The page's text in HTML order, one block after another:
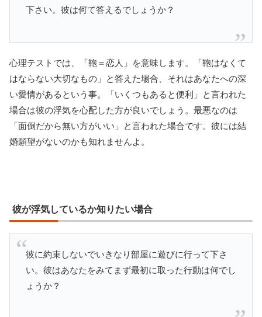
下さい。彼は何て答えるでしょうか？
心理テストでは、「鞄＝恋人」を意味します。「鞄はなくて
はならない大切なもの」と答えた場合、それはあなたへの深
い愛情があるという事。「いくつもあると便利」と言われた
場合は彼の浮気を心配した方が良いでしょう。最悪なのは
「面倒だから無い方がいい」と言われた場合です。彼には結
婚願望がないのかも知れませんよ。
彼が浮気しているか知りたい場合
彼に約束しないでいきなり部屋に遊びに行って下さ
い。彼はあなたをみてまず最初に取った行動は何でし
ょうか？